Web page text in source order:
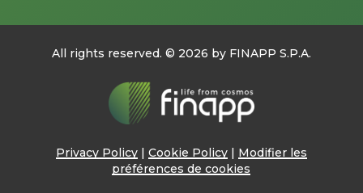
All rights reserved. © 2026 by FINAPP S.P.A.
Privacy Policy| Cookie Policy| Modifier les
préférences de cookies